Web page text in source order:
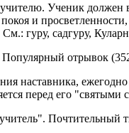
Ученик должен
и
гуру, садгуру,
отрывок
наставника,
перед его "святыми
Почтительный